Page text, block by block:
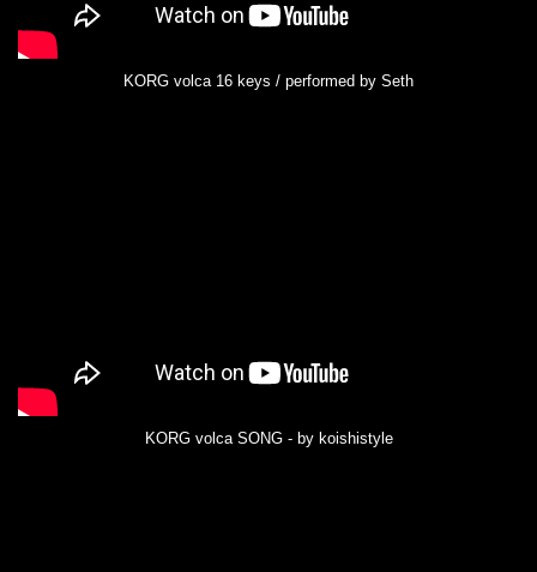
KORG volca 16 keys / performed by Seth
KORG volca SONG - by koishistyle